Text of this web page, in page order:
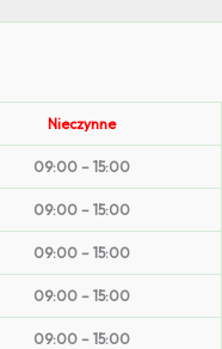
Nieczynne
09:00 – 15:00
09:00 – 15:00
09:00 – 15:00
09:00 – 15:00
09:00 – 15:00